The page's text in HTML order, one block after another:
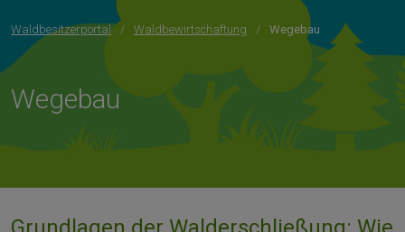
Waldbesitzerportal Waldbewirtschaftung Wegebau
Wegebau